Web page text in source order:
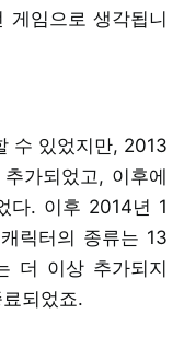
게임으로 생각됩니
수 있었지만, 2013
가되었고, 이후에
다. 이후 2014년 1
릭터의 종류는 13
더 이상 추가되지
되었죠.